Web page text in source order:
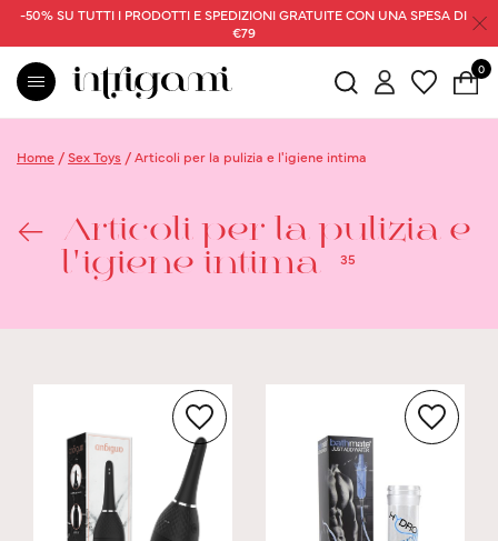
-50% SU TUTTI I PRODOTTI E SPEDIZIONI GRATUITE CON UNA SPESA DI
€79
0
Home /Sex Toys /Articoli per la pulizia e l'igiene intima
Articoli per la pulizia e
l'igiene intima
35